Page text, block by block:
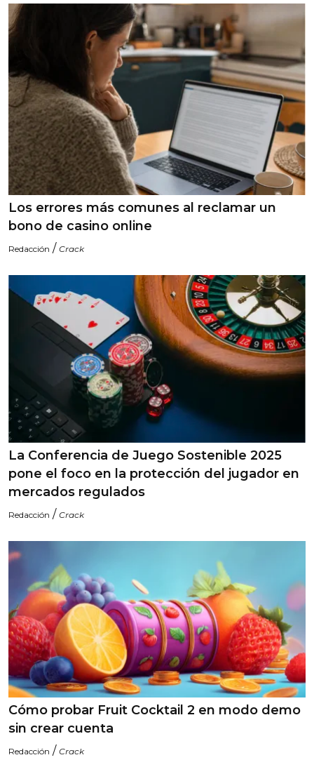
Los errores más comunes al reclamar un
bono de casino online
Redacción / Crack
La Conferencia de Juego Sostenible 2025
pone el foco en la protección del jugador en
mercados regulados
Redacción / Crack
Cómo probar Fruit Cocktail 2 en modo demo
sin crear cuenta
Redacción / Crack